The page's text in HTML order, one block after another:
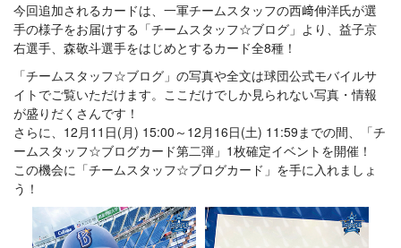
今回追加されるカードは、一軍チームスタッフの西﨑伸洋氏が選
手の様子をお届けする「チームスタッフ☆ブログ」より、益子京
右選手、森敬斗選手をはじめとするカード全8種！
「チームスタッフ☆ブログ」の写真や全文は球団公式モバイルサ
イトでご覧いただけます。ここだけでしか見られない写真・情報
が盛りだくさんです！
さらに、12月11日(月) 15:00～12月16日(土) 11:59までの間、「チ
ームスタッフ☆ブログカード第二弾」1枚確定イベントを開催！
この機会に「チームスタッフ☆ブログカード」を手に入れましょ
う！